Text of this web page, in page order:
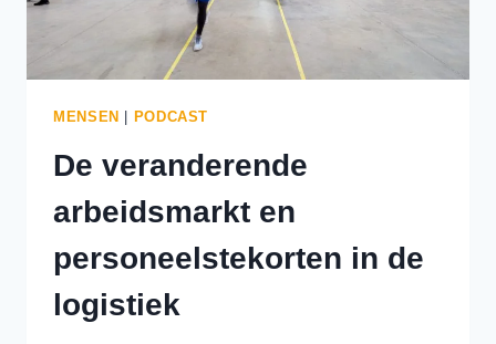
MENSEN PODCAST
De veranderende
arbeidsmarkt en
personeelstekorten in de
logistiek